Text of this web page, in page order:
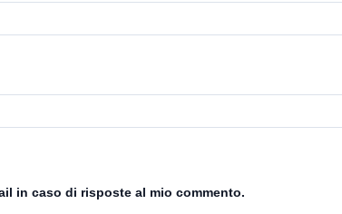
in caso di risposte al mio commento.